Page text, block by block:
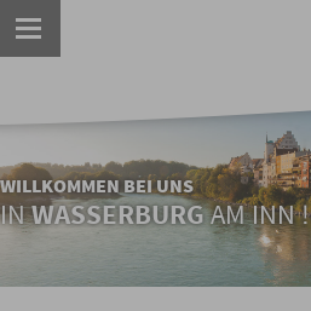
WILLKOMMEN BEI UNS
INWASSERBURGAM INN !